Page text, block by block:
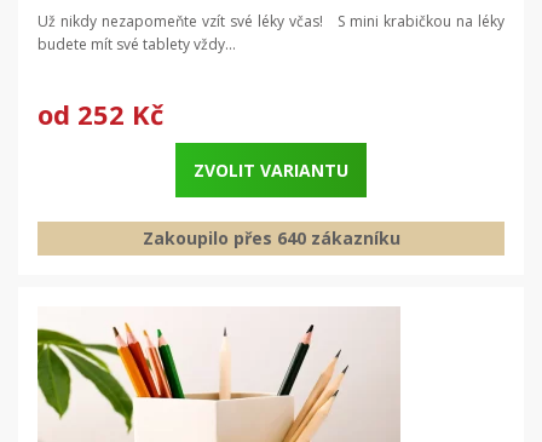
Už nikdy nezapomeňte vzít své léky včas! S mini krabičkou na léky
budete mít své tablety vždy...
od 252 Kč
ZVOLIT VARIANTU
Zakoupilo přes 640 zákazníku